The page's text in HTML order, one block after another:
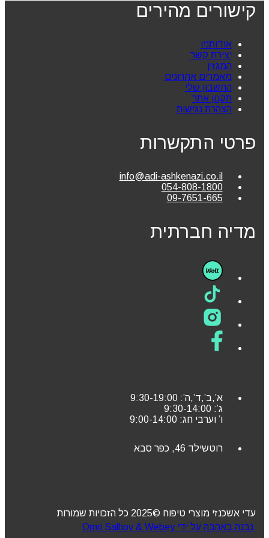
קישורים מהירים
אודותניו
יצירת קשר
המגזין
מאמרים אחרונים
החשבון שלי
תקנון אתר
הצהרת נגישות
פרטי התקשרות
info@adi-ashkenazi.co.il
054-808-1800
09-7651-665
מדיה חברתית
א’,ב’,ד’,ה’: 9:30-19:00
ג’: 9:30-14:00
ו’ וערבי חג: 9:00-14:00
רוטשילד 46, כפר סבא
עדי אשכנזי מוצרי טיפוח ©2025 כל הזכויות שמורות
נבנה באהבה על ידי Omri Salhov & Webey